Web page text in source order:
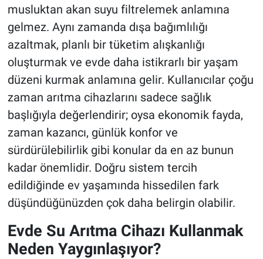
musluktan akan suyu filtrelemek anlamına
gelmez. Aynı zamanda dışa bağımlılığı
azaltmak, planlı bir tüketim alışkanlığı
oluşturmak ve evde daha istikrarlı bir yaşam
düzeni kurmak anlamına gelir. Kullanıcılar çoğu
zaman arıtma cihazlarını sadece sağlık
başlığıyla değerlendirir; oysa ekonomik fayda,
zaman kazancı, günlük konfor ve
sürdürülebilirlik gibi konular da en az bunun
kadar önemlidir. Doğru sistem tercih
edildiğinde ev yaşamında hissedilen fark
düşündüğünüzden çok daha belirgin olabilir.
Evde Su Arıtma Cihazı Kullanmak
Neden Yaygınlaşıyor?